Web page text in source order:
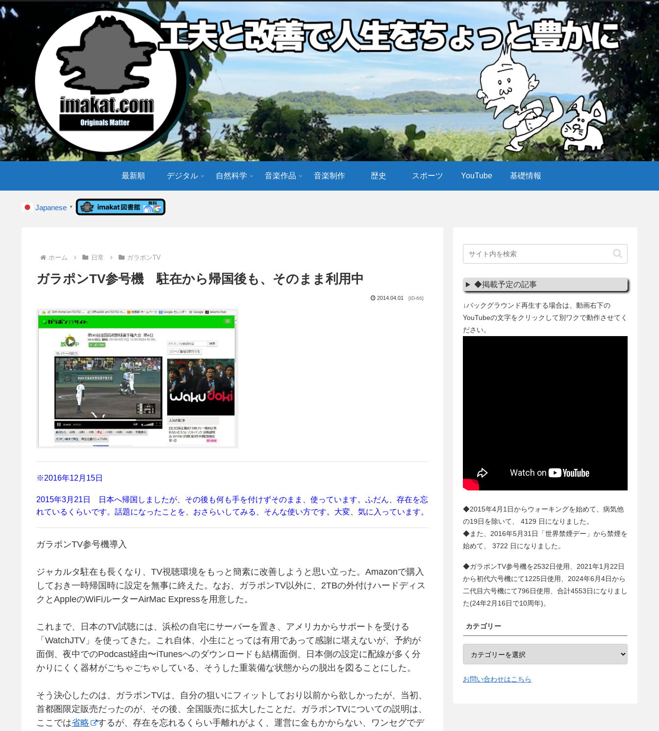
最新順 デジタル 自然科学 音楽作品 音楽制作 歴史 スポーツ YouTube 基礎情報
Japanese ▼
ホーム 日常 ガラポンTV
ガラポンTV参号機 駐在から帰国後も、そのまま利用中
2014.04.01 [ID-66]
※2016年12月15日
2015年3月21日 日本へ帰国しましたが、その後も何も手を付けずそのまま、使っています。ふだん、存在を忘
れているくらいです。話題になったことを、おさらいしてみる、そんな使い方です。大変、気に入っています。
ガラポンTV参号機導入
ジャカルタ駐在も長くなり、TV視聴環境をもっと簡素に改善しようと思い立った。Amazonで購入
しておき一時帰国時に設定を無事に終えた。なお、ガラポンTV以外に、2TBの外付けハードディス
クとAppleのWiFiルーターAirMac Expressを用意した。
これまで、日本のTV試聴には、浜松の自宅にサーバーを置き、アメリカからサポートを受ける
「WatchJTV」を使ってきた。これ自体、小生にとっては有用であって感謝に堪えないが、予約が
面倒、夜中でのPodcast経由〜iTunesへのダウンロードも結構面倒、日本側の設定に配線が多く分
かりにくく器材がごちゃごちゃしている、そうした重装備な状態からの脱出を図ることにした。
そう決心したのは、ガラポンTVは、自分の狙いにフィットしており以前から欲しかったが、当初、
首都圏限定販売だったのが、その後、全国販売に拡大したことだ。ガラポンTVについての説明は、
ここでは省略
するが、存在を忘れるくらい手離れがよく、運営に金もかからない、ワンセグでデ
◆掲載予定の記事
↓バックグラウンド再生する場合は、動画右下の
YouTubeの文字をクリックして別ワクで動作させてく
ださい。
◆2015年4月1日からウォーキングを始めて、病気他
の19日を除いて、 4129 日になりました。
◆また、2016年5月31日「世界禁煙デー」から禁煙を
始めて、 3722 日になりました。
◆ガラポンTV参号機を2532日使用、2021年1月22日
から初代六号機にて1225日使用、2024年6月4日から
二代目六号機にて796日使用、合計4553日になりまし
た(24年2月16日で10周年)。
カテゴリー
お問い合わせはこちら